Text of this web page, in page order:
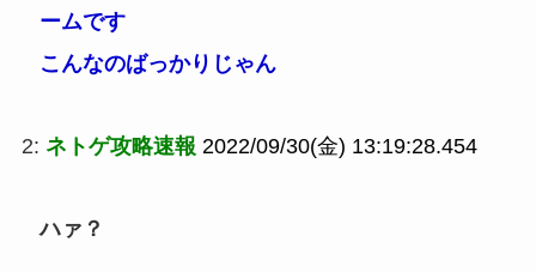
ームです
こんなのばっかりじゃん
2: ネトゲ攻略速報 2022/09/30(金) 13:19:28.454
ハァ？